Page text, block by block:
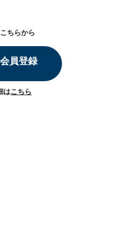
ちらから
員登録
はこちら